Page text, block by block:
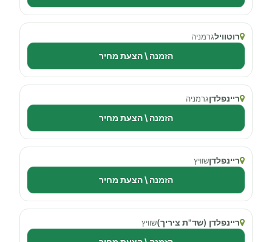
רוטווילגרמניה
הזמנה \ הצעת מחיר
ריינפלדןגרמניה
הזמנה \ הצעת מחיר
ריינפלדןשוויץ
הזמנה \ הצעת מחיר
ריינפלדן (שד"ת ציריך)שוויץ